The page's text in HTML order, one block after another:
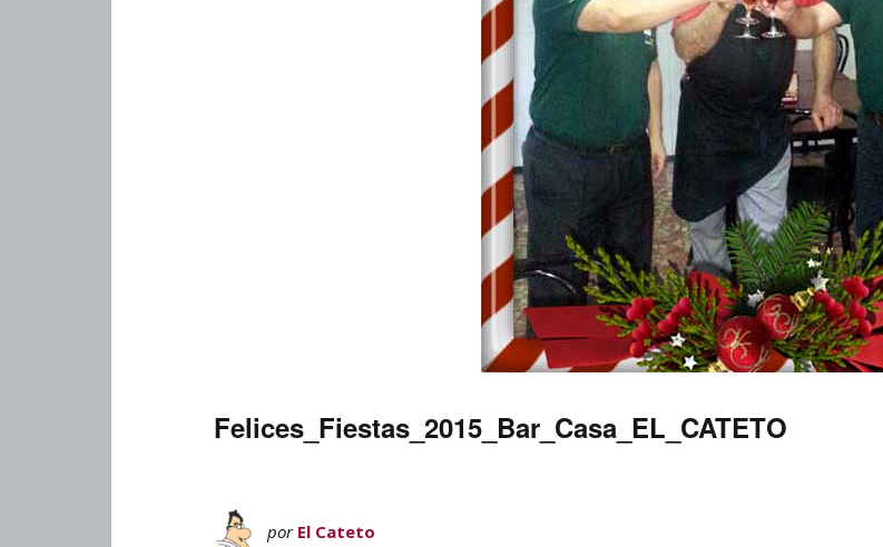
Pescados Plancha
Postres
Felices_Fiestas_2015_Bar_Casa_EL_CATETO
por El Cateto